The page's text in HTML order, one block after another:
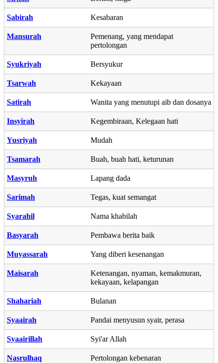
Sabirah Kesabaran
Mansurah
Pemenang, yang mendapat
pertolongan
Syukriyah Bersyukur
Tsarwah Kekayaan
Satirah Wanita yang menutupi aib dan dosanya
Insyirah Kegembiraan, Kelegaan hati
Yusriyah Mudah
Tsamarah Buah, buah hati, keturunan
Masyruh Lapang dada
Sarimah Tegas, kuat semangat
Syarahil Nama khabilah
Basyarah Pembawa berita baik
Muyassarah Yang diberi kesenangan
Maisarah
Ketenangan, nyaman, kemakmuran,
kekayaan, kelapangan
Shahariah Bulanan
Syaairah Pandai menyusun syair, perasa
Syaairillah Syi'ar Allah
Nasrulhaq Pertolongan kebenaran